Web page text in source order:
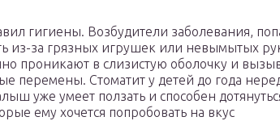
гигиены. Возбудители заболевания,
из-за грязных игрушек или невымытых
проникают в слизистую оболочку и
перемены. Стоматит у детей до года
уже умеет ползать и способен
ему хочется попробовать на вкус